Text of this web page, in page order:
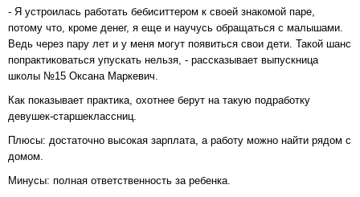
- Я устроилась работать бебиситтером к своей знакомой паре,
потому что, кроме денег, я еще и научусь обращаться с малышами.
Ведь через пару лет и у меня могут появиться свои дети. Такой шанс
попрактиковаться упускать нельзя, - рассказывает выпускница
школы №15 Оксана Маркевич.
Как показывает практика, охотнее берут на такую подработку
девушек-старшеклассниц.
Плюсы: достаточно высокая зарплата, а работу можно найти рядом с
домом.
Минусы: полная ответственность за ребенка.